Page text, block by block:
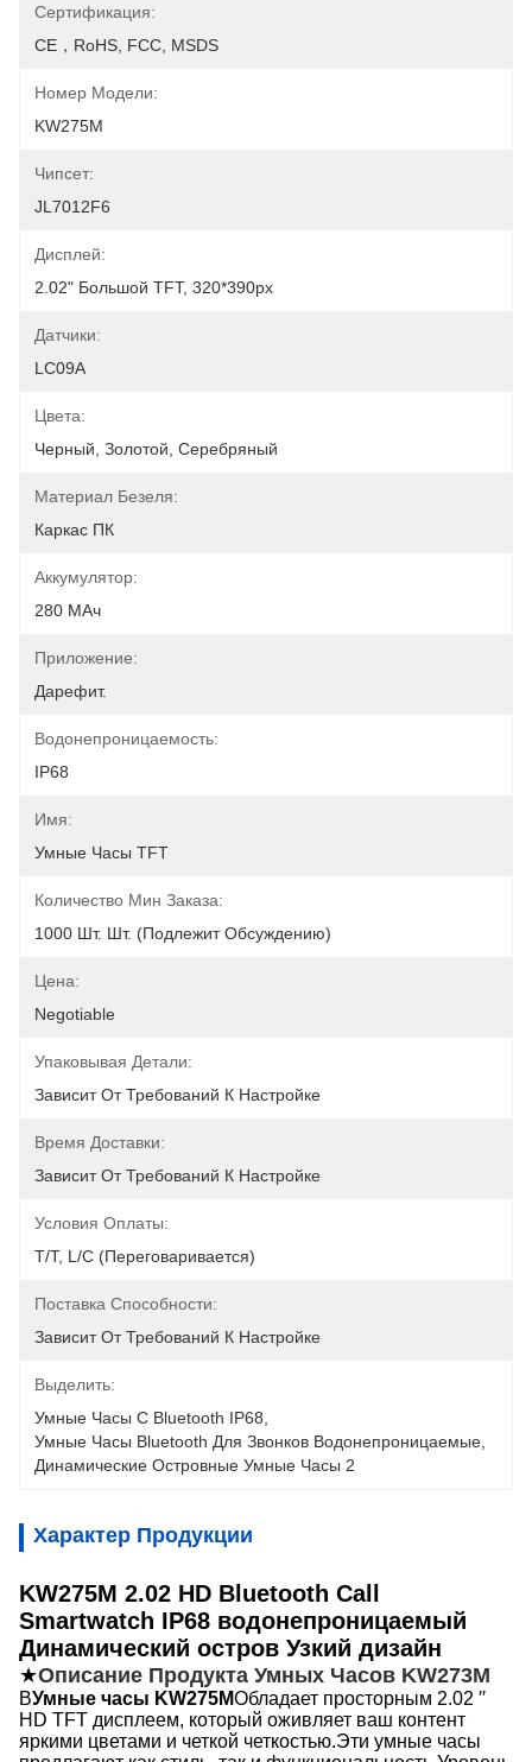
Сертификация:
CE，RoHS, FCC, MSDS
Номер Модели:
KW275M
Чипсет:
JL7012F6
Дисплей:
2.02" Большой TFT, 320*390px
Датчики:
LC09A
Цвета:
Черный, Золотой, Серебряный
Материал Безеля:
Каркас ПК
Аккумулятор:
280 МАч
Приложение:
Дарефит.
Водонепроницаемость:
IP68
Имя:
Умные Часы TFT
Количество Мин Заказа:
1000 Шт. Шт. (подлежит Обсуждению)
Цена:
Negotiable
Упаковывая Детали:
Зависит От Требований К Настройке
Время Доставки:
Зависит От Требований К Настройке
Условия Оплаты:
T/T, L/C (переговаривается)
Поставка Способности:
Зависит От Требований К Настройке
Выделить:
Умные Часы С Bluetooth IP68
Умные Часы Bluetooth Для Звонков Водонепроницаемые
Динамические Островные Умные Часы 2
Характер Продукции
KW275M 2.02 HD Bluetooth Call
Smartwatch IP68 водонепроницаемый
Динамический остров Узкий дизайн
★Описание Продукта Умных Часов KW273M
ВУмные часы KW275MОбладает просторным 2.02 ′′
HD TFT дисплеем, который оживляет ваш контент
яркими цветами и четкой четкостью.Эти умные часы